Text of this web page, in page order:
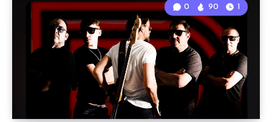
0 90 1